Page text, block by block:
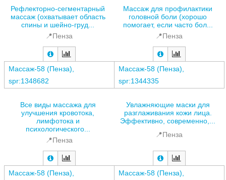
Рефлекторно-сегментарный
массаж (охватывает область
спины и шейно-груд...
📍Пенза
Массаж-58 (Пенза),
spr:1348682
Массаж для профилактики
головной боли (хорошо
помогает, если часто бол...
📍Пенза
Массаж-58 (Пенза),
spr:1344335
Все виды массажа для
улучшения кровотока,
лимфотока и
психологического...
📍Пенза
Массаж-58 (Пенза),
Увлажняющие маски для
разглаживания кожи лица.
Эффективно, современно,...
📍Пенза
Массаж-58 (Пенза),